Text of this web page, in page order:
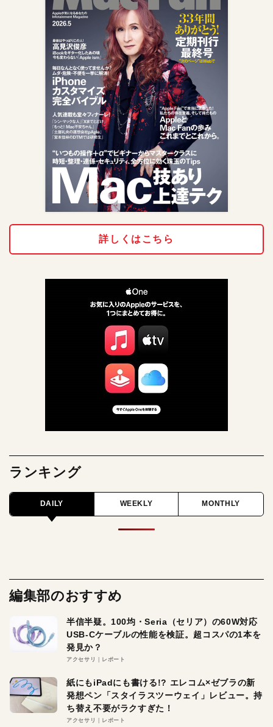
詳しくはこちら
ランキング
DAILY WEEKLY MONTHLY
編集部のおすすめ
半信半疑。100均・Seria（セリア）の60W対応
USB-Cケーブルの性能を検証。超コスパの1本を
発見か？
アクセサリ レポート
紙にもiPadにも書ける!? エレコム×ゼブラの新
発想ペン「スタイラスツーウェイ」レビュー。持
ち替え不要がラクすぎた！
アクセサリ レポート